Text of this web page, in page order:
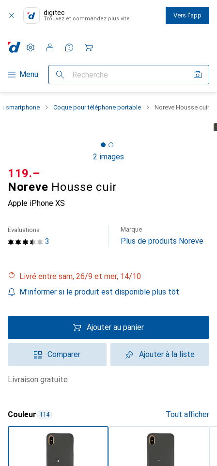
digitec
Trouvez et commandez plus vite Vers l'app
Navigation par catégorie
Menu Recherche
Paramètres
Compte client
Listes de comparaison
Listes d'envies
Panier
smartphone Coque pour téléphone portable Noreve Housse cuir
2 images
Noreve Housse cuir
Apple iPhone XS
CHF
119.–
3
Évaluations Marque
Plus de produits Noreve
Livré entre sam, 26/9 et mer, 14/10
M'informer si le produit est disponible plus tôt
Ajouter au panier
Comparer Ajouter à la liste
livraison gratuite
Couleur 114 Tout afficher